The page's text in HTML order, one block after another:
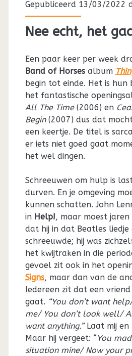
Gepubliceerd 13/03/2022
Nee echt, het
Een paar keer per week
Band of Horsesalbum
begin tot einde. Het is hun
het fantastische
All The Time(2006) en
Begin(2007) dus dat
een keertje. De titel is
er iets niet goed gaat
het wel dingen.
Schreeuwen om hulp is
durven. En je omgeving
kunnen schatten. John
in Help!, maar moest
dat hij in dat Beatles
schreeuwde; hij was
het kwijtraken in die
gevoel zit ook in het
Signs, maar dan van de
Iedereen zit dat een
gaat. “You don’t want
me/ You don’t look well/
want anything.”Laat mij en
Maar hij vergeet: “ You
situation mine/ Now your